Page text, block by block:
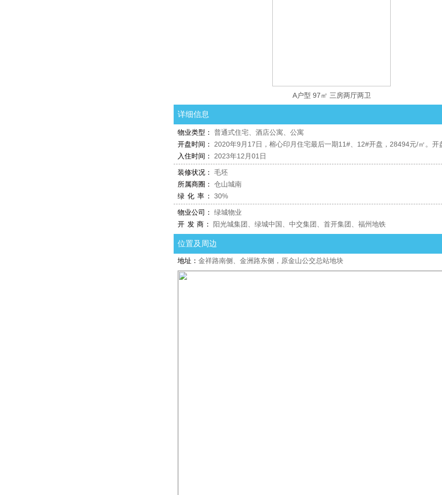
A户型 97㎡ 三房两厅两卫
详细信息
物业类型：
普通式住宅、酒店公寓、公寓
开盘时间：
2020年9月17日，榕心印月住宅最后一期11#、12#开盘，28494元/㎡。开
入住时间：
2023年12月01日
装修状况：
毛坯
所属商圈：
仓山城南
绿 化 率：
30%
物业公司：
绿城物业
开 发 商：
阳光城集团、绿城中国、中交集团、首开集团、福州地铁
位置及周边
地址： 金祥路南侧、金洲路东侧，原金山公交总站地块